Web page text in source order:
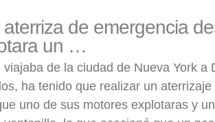
de emergencia
un …
viajaba de la ciudad de Nueva York a
ha tenido que realizar un
uno de sus motores explotaras y